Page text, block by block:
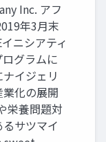
Inc. アフ
年3月末
ニシアティ
グラムに
イジェリ
化の展開
栄養問題対
サツマイ